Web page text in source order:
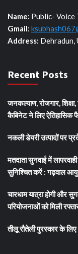
Name: Public- Voice
Gmail:
Address: Dehradun,
Recent Posts
जनकल्याण, रोजगार,
कैबिनेट ने लिए
नकली डेयरी उत्पादों पर
मतदाता सुनवाई में
सुनिश्चित करें : गढ़वाल
चारधाम यात्रा होगी और
परियोजनाओं को मिली
तीलू रौतेली पुरस्कार के